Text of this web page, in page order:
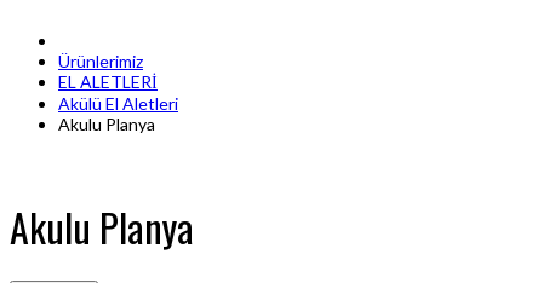
Ürünlerimiz
EL ALETLERİ
Akülü El Aletleri
Akulu Planya
Akulu Planya